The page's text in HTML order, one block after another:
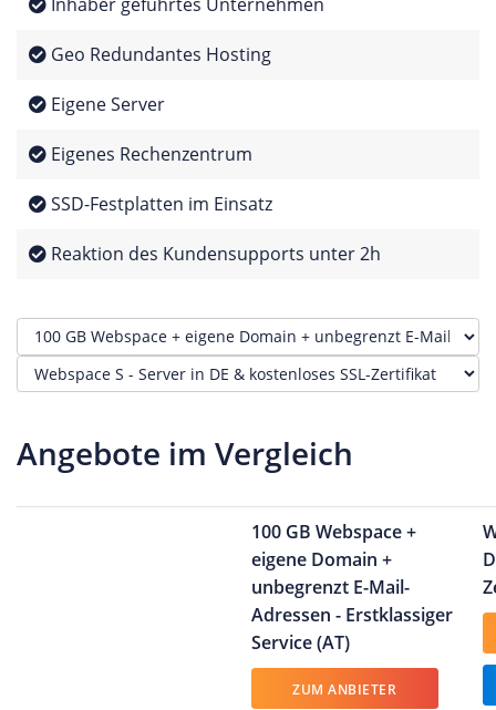
Geo Redundantes Hosting
Eigene Server
Eigenes Rechenzentrum
SSD-Festplatten im Einsatz
Reaktion des Kundensupports unter 2h
Angebote im Vergleich
100 GB Webspace +
eigene Domain +
unbegrenzt E-Mail-
Adressen - Erstklassiger
Service (AT)
ZUM ANBIETER